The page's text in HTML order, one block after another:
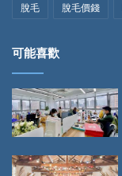
脫毛 脫毛價錢
可能喜歡